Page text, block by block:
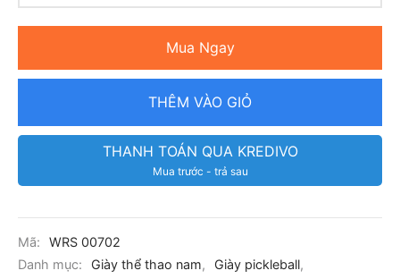
Mua Ngay
THÊM VÀO GIỎ
THANH TOÁN QUA KREDIVO
Mua trước - trả sau
Mã:
WRS 00702
Danh mục:
Giày thể thao nam, Giày pickleball,